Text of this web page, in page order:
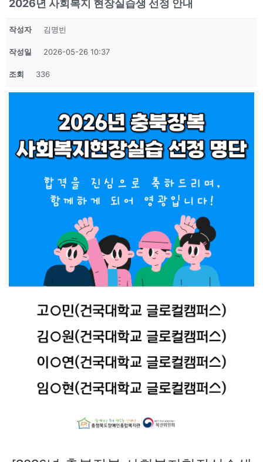
2026년 사회복지 현장실습생 선정 안내
작성자 김명빈
작성일 2026-05-26 10:37
조회 336